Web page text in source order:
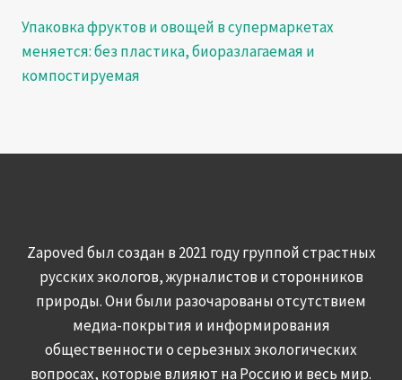
Упаковка фруктов и овощей в супермаркетах
меняется: без пластика, биоразлагаемая и
компостируемая
Zapoved был создан в 2021 году группой страстных
русских экологов, журналистов и сторонников
природы. Они были разочарованы отсутствием
медиа-покрытия и информирования
общественности о серьезных экологических
вопросах, которые влияют на Россию и весь мир.